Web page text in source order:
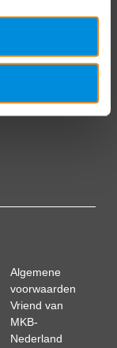
Algemene
voorwaarden
Vriend van
MKB-
Nederland